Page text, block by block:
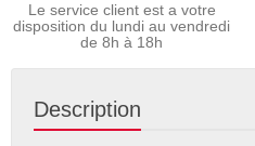
Le service client est a votre
disposition du lundi au vendredi
de 8h à 18h
Description